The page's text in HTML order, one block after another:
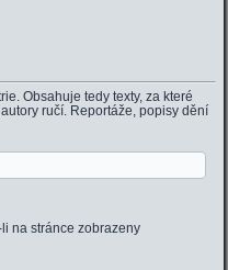
Obsahuje tedy texty, za které
ručí. Reportáže, popisy dění
na stránce zobrazeny